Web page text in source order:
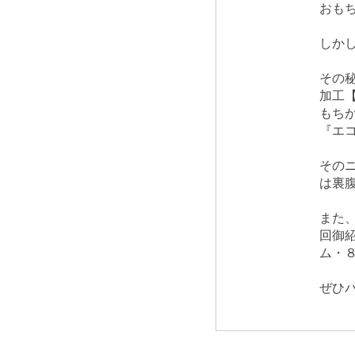
おも
しか
その
加工
もち
『エ
その
は裏
また
回御
ム・
ぜひ